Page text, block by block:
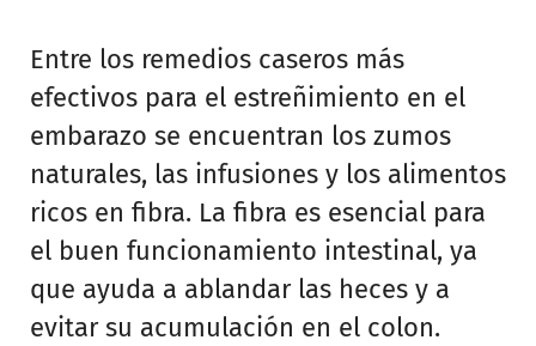
Entre los remedios caseros más
efectivos para el estreñimiento en el
embarazo se encuentran los zumos
naturales, las infusiones y los alimentos
ricos en fibra. La fibra es esencial para
el buen funcionamiento intestinal, ya
que ayuda a ablandar las heces y a
evitar su acumulación en el colon.